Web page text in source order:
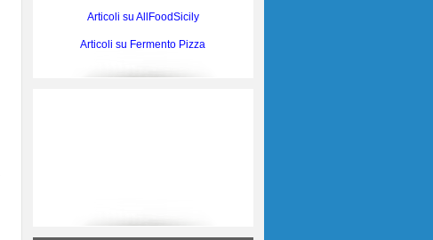
Articoli su AllFoodSicily
Articoli su Fermento Pizza